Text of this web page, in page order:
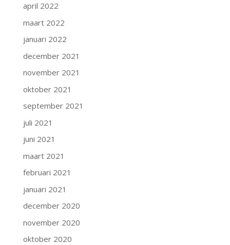
april 2022
maart 2022
januari 2022
december 2021
november 2021
oktober 2021
september 2021
juli 2021
juni 2021
maart 2021
februari 2021
januari 2021
december 2020
november 2020
oktober 2020